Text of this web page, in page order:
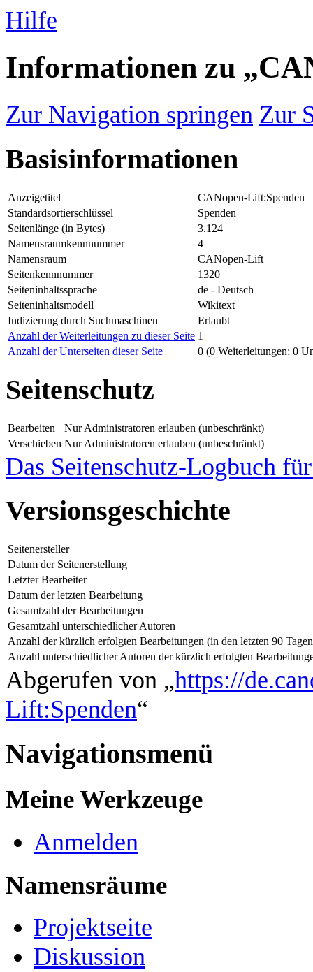
Hilfe
Informationen zu
Zur Navigation springen Zur
Basisinformationen
Anzeigetitel
CANopen-Lift:Spenden
Standardsortierschlüssel
Spenden
Seitenlänge (in Bytes)
3.124
Namensraumkennnummer
4
Namensraum
CANopen-Lift
Seitenkennnummer
1320
Seiteninhaltssprache
de - Deutsch
Seiteninhaltsmodell
Wikitext
Indizierung durch Suchmaschinen
Erlaubt
Anzahl der Weiterleitungen zu dieser Seite 1
Anzahl der Unterseiten dieser Seite
0 (0 Weiterleitungen; 0
Seitenschutz
Bearbeiten
Nur Administratoren erlauben (unbeschränkt)
Verschieben Nur Administratoren erlauben (unbeschränkt)
Das Seitenschutz-Logbuch
Versionsgeschichte
Seitenersteller
Datum der Seitenerstellung
Letzter Bearbeiter
Datum der letzten Bearbeitung
Gesamtzahl der Bearbeitungen
Gesamtzahl unterschiedlicher Autoren
Anzahl der kürzlich erfolgten Bearbeitungen (in den letzten 90
Anzahl unterschiedlicher Autoren der kürzlich erfolgten
Abgerufen von „https://
Lift:Spenden“
Navigationsmenü
Meine Werkzeuge
Anmelden
Namensräume
Projektseite
Diskussion